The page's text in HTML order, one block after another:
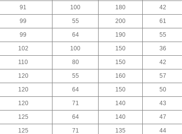
91 100 180 42
99 55 200 61
99 64 190 55
102 100 150 36
110 80 150 42
120 55 160 57
120 64 150 50
120 71 140 43
125 64 140 47
125 71 135 44